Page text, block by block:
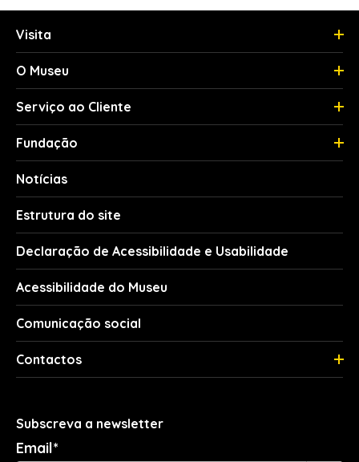
Visita
O Museu
Serviço ao Cliente
Fundação
Notícias
Estrutura do site
Declaração de Acessibilidade e Usabilidade
Acessibilidade do Museu
Comunicação social
Contactos
Subscreva a newsletter
Email*